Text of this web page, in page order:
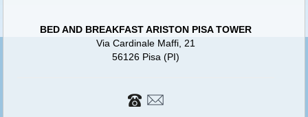
BED AND BREAKFAST ARISTON PISA TOWER
Via Cardinale Maffi, 21
56126 Pisa (PI)